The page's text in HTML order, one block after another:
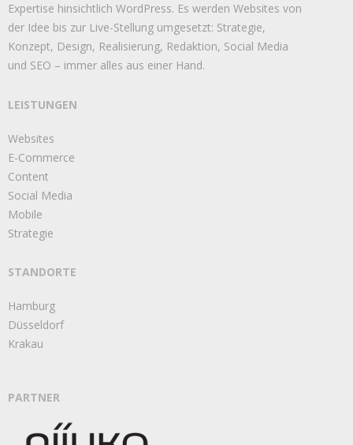
Expertise hinsichtlich WordPress. Es werden Websites von
der Idee bis zur Live-Stellung umgesetzt: Strategie,
Konzept, Design, Realisierung, Redaktion, Social Media
und SEO – immer alles aus einer Hand.
LEISTUNGEN
Websites
E-Commerce
Content
Social Media
Mobile
Strategie
STANDORTE
Hamburg
Düsseldorf
Krakau
PARTNER